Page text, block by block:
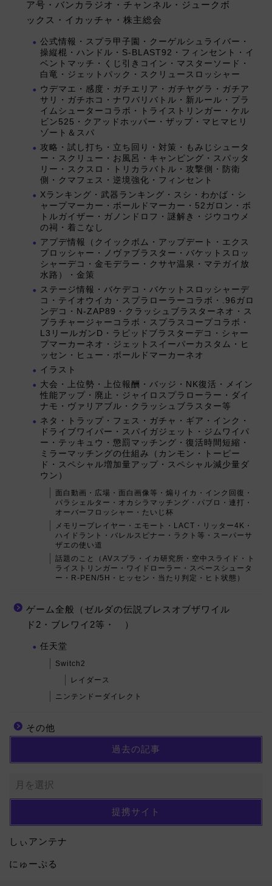
ア号・バンカラジオ・チャンネル・ジュークボ
ックス・イカッチャ・株主総会
公式情報・スプラ甲子園・クーゲルシュライバー・
操縦棍・ハンドル・S-BLAST92・フィンセント・イ
ベントマッチ・くじ引きコイン・マスターソード・
白竜・ジェットパック・スクリュースロッシャー
ウデマエ・感度・ガチエリア・ガチヤグラ・ガチア
サリ・ガチホコ・ナワバリバトル・新ルール・プラ
イムシューターコラボ・トライストリンガー・ケル
ビン525・クアッドホッパー・ザップ・マヒマヒリ
ゾート＆スパ
攻略・試し打ち・立ち回り・対策・もみじシュータ
ー・スクリュー・お風呂・キャンピング・スパッタ
リー・スクスロ・トリカラバトル・攻撃側・防衛
側・クマフェス・逆境強化・フィンセント
Xランキング・武器ランキング・スシ・わかば・シ
ャープマーカー・ボールドマーカー・52ガロン・ボ
トルガイザー・ガノンドロフ・謎解き・ジウコウメ
の祠・着こなし
アプデ情報（クイックボム・アップデート・エクス
プロッシャー・ノヴァブラスター・バケットスロッ
シャーデコ・金モデラー・クサヤ温泉・マテガイ放
水路）・金策
ステージ情報・バケデコ・バケットスロッシャーデ
コ・テイオウイカ・スプラローラーコラボ・.96ガロ
ンデコ・N-ZAP89・クラッシュブラスターネオ・ス
プラチャージャーコラボ・スプラスコープコラボ・
L3リールガンD・ラピッドブラスターデコ・シャー
プマーカーネオ・ジェットスイーパーカスタム・ヒ
ッセン・ヒュー・ボールドマーカーネオ
イラスト
大会・上位勢・上位報酬・バッジ・NK復活・メイン
性能アップ・廃止・ジャイロスプラローラー・ダイ
ナモ・ヴァリアブル・クラッシュブラスター等
ネタ・トラップ・フェス・ガチャ・ギア・インク・
ドライブワイパー・スパイガジェット・ジムワイパ
ー・テッキュウ・懲罰マッチング・復活時間短縮・
ミラーマッチングの仕組み（カンモン・トーピー
ド・スペシャル増加量アップ・スペシャル減少量ダ
ウン）
面白動画・広場・面白画像等・煽りイカ・インク回復・
パラシェルター・オカシラマッチング・パブロ・連打・
オーバーフロッシャー・たいじ杯
メモリープレイヤー・エモート・LACT・リッター4K・
ハイドラント・バレルスピナー・ラクト等・スーパーサ
ザエの使い道
話題のこと（AVスプラ・イカ研究所・空中スライド・ト
ライストリンガー・ワイドローラー・スペースシュータ
ー・R-PEN/5H・ヒッセン・当たり判定・ヒト状態）
ゲーム全般（ゼルダの伝説ブレスオブザワイル
ド2・ブレワイ2等・ ）
任天堂
Switch2
レイダース
ニンテンドーダイレクト
その他
過去の記事
提携サイト
しぃアンテナ
にゅーぷる